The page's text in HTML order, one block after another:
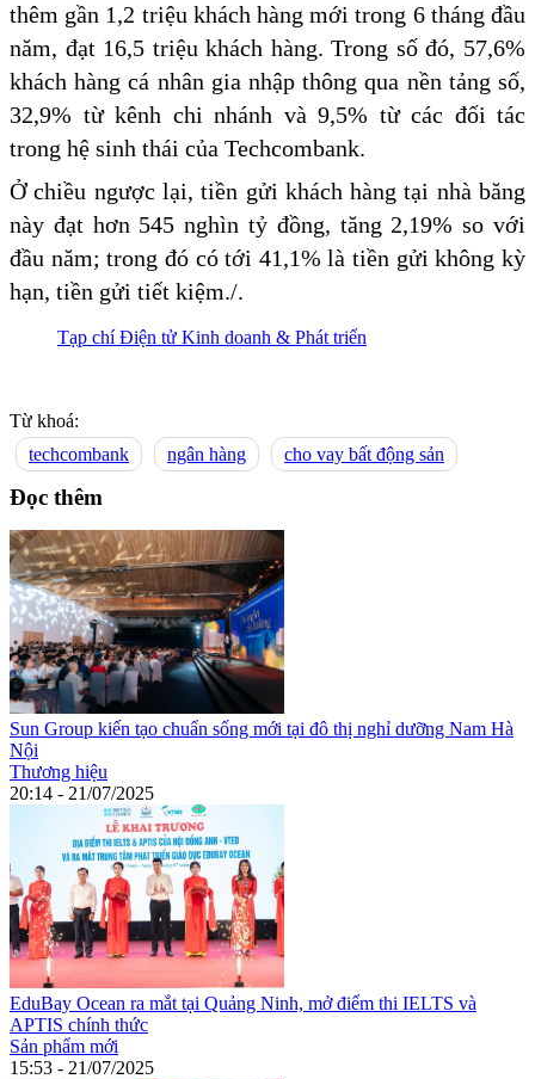
thêm gần 1,2 triệu khách hàng mới trong 6 tháng đầu
năm, đạt 16,5 triệu khách hàng. Trong số đó, 57,6%
khách hàng cá nhân gia nhập thông qua nền tảng số,
32,9% từ kênh chi nhánh và 9,5% từ các đối tác
trong hệ sinh thái của Techcombank.
Ở chiều ngược lại, tiền gửi khách hàng tại nhà băng
này đạt hơn 545 nghìn tỷ đồng, tăng 2,19% so với
đầu năm; trong đó có tới 41,1% là tiền gửi không kỳ
hạn, tiền gửi tiết kiệm./.
Tạp chí Điện tử Kinh doanh & Phát triển
Từ khoá:
techcombank
ngân hàng cho vay bất động sản
Đọc thêm
Sun Group kiến tạo chuẩn sống mới tại đô thị nghỉ dưỡng Nam Hà
Nội
Thương hiệu
20:14 - 21/07/2025
EduBay Ocean ra mắt tại Quảng Ninh, mở điểm thi IELTS và
APTIS chính thức
Sản phẩm mới
15:53 - 21/07/2025